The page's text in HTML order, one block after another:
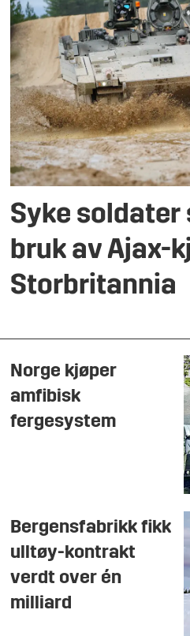
Syke soldater
bruk av Ajax-
Storbritannia
Norge kjøper
amfibisk
fergesystem
Bergensfabrikk fikk
ulltøy-kontrakt
verdt over én
milliard